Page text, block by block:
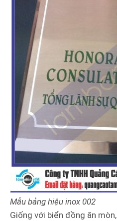
Mẫu bảng hiệu inox 002
Giống với biển đồng ăn mòn,